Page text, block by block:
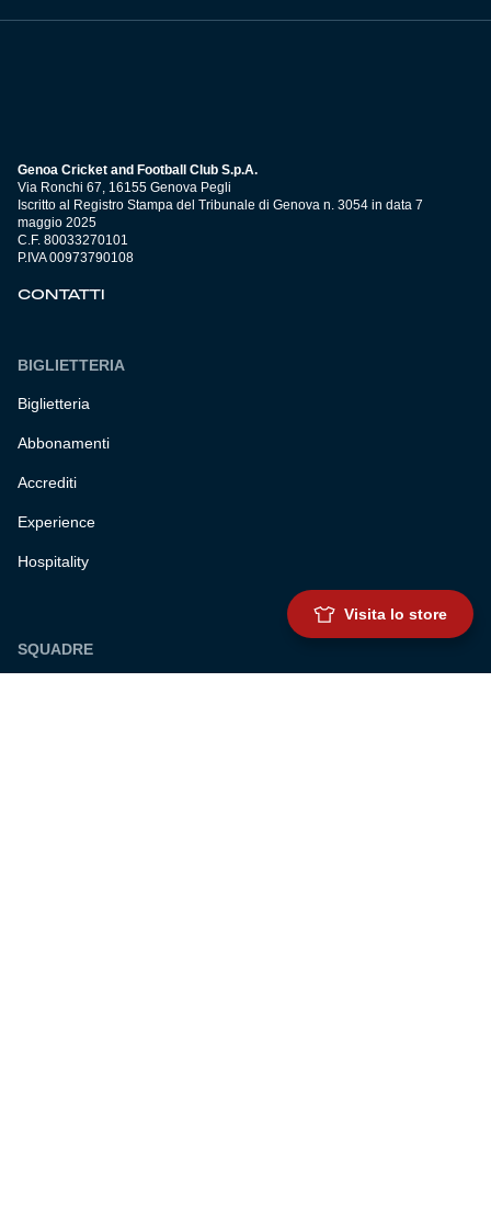
Genoa Cricket and Football Club S.p.A.
Via Ronchi 67, 16155 Genova Pegli
Iscritto al Registro Stampa del Tribunale di Genova n. 3054 in data 7
maggio 2025
C.F. 80033270101
P.IVA 00973790108
CONTATTI
BIGLIETTERIA
Biglietteria
Abbonamenti
Accrediti
Experience
Hospitality
SQUADRE
Visita lo store